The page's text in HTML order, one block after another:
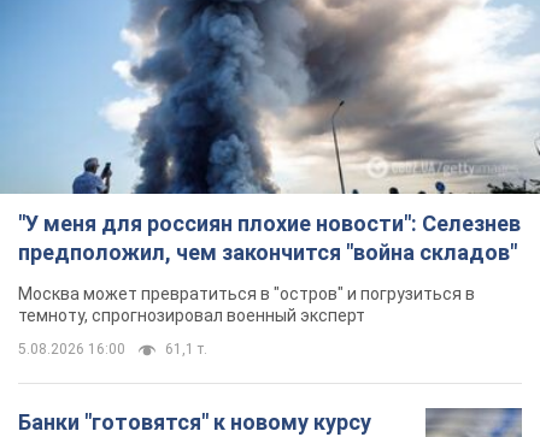
"У меня для россиян плохие новости": Селезнев
предположил, чем закончится "война складов"
Москва может превратиться в "остров" и погрузиться в
темноту, спрогнозировал военный эксперт
5.08.2026 16:00 61,1 т.
Банки "готовятся" к новому курсу